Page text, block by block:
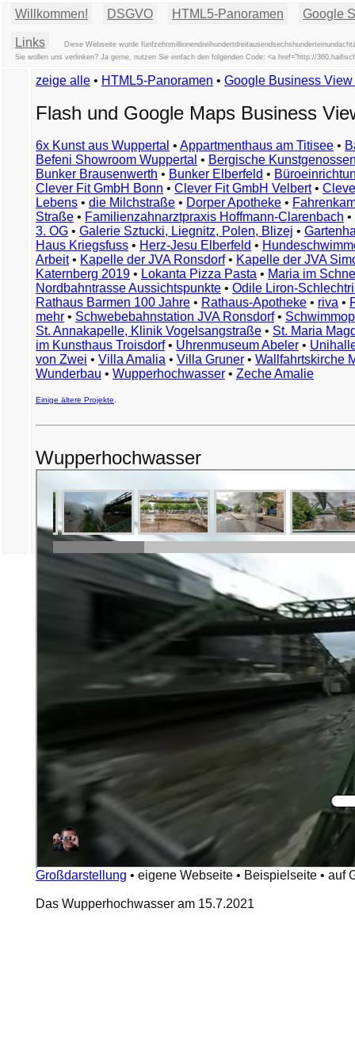
Willkommen! DSGVO HTML5-Panoramen Google
Links
Diese Webseite wurde
Sie wollen uns verlinken? Ja gerne, nutzen Sie einfach den folgenden Code: <a href="http://
zeige alle • HTML5-Panoramen • Google Business
Flash und Google Maps Business
6x Kunst aus Wuppertal • Appartmenthaus am Titisee •
Befeni Showroom Wuppertal • Bergische
Bunker Brausenwerth • Bunker Elberfeld •
Clever Fit GmbH Bonn • Clever Fit GmbH Velbert•
Lebens • die Milchstraße • Dorper Apotheke •
Straße • Familienzahnarztpraxis Hoffmann-Clarenbach •
3. OG • Galerie Sztucki, Liegnitz, Polen, Blizej •
Haus Kriegsfuss • Herz-Jesu Elberfeld •
Arbeit• Kapelle der JVA Ronsdorf• Kapelle der JVA
Katernberg 2019 • Lokanta Pizza Pasta • Maria im
Nordbahntrasse Aussichtspunkte • Odile Liron-
Rathaus Barmen 100 Jahre • Rathaus-Apotheke • riva •
mehr • Schwebebahnstation JVA Ronsdorf•
St. Annakapelle, Klinik Vogelsangstraße • St. Maria
im Kunsthaus Troisdorf• Uhrenmuseum Abeler •
von Zwei • Villa Amalia • Villa Gruner • Wallfahrtskirche
Wunderbau • Wupperhochwasser • Zeche Amalie
Einige ältere Projekte
Wupperhochwasser
Großdarstellung • eigene Webseite • Beispielseite • auf
Das Wupperhochwasser am 15.7.2021